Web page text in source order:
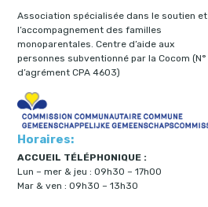
Association spécialisée dans le soutien et
l’accompagnement des familles
monoparentales. Centre d’aide aux
personnes subventionné par la Cocom (N°
d’agrément CPA 4603)
Horaires:
ACCUEIL TÉLÉPHONIQUE :
Lun – mer & jeu : 09h30 – 17h00
Mar & ven : 09h30 – 13h30